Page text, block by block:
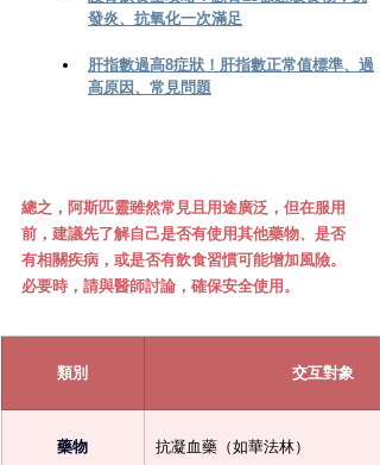
發炎、抗氧化一次滿足
肝指數過高8症狀！肝指數正常值標準、過
高原因、常見問題
總之，阿斯匹靈雖然常見且用途廣泛，但在服用
前，建議先了解自己是否有使用其他藥物、是否
有相關疾病，或是否有飲食習慣可能增加風險。
必要時，請與醫師討論，確保安全使用。
類別 交互對象
藥物 抗凝血藥（如華法林）